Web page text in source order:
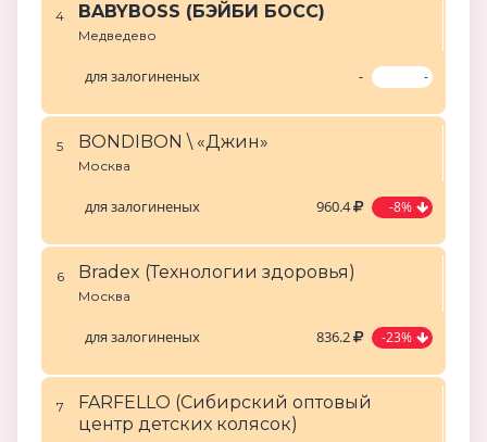
4 BABYBOSS (БЭЙБИ БОСС)
Медведево
для залогиненых - -
5 BONDIBON \ «Джин»
Москва
для залогиненых 960.4 -8%
6 Bradex (Технологии здоровья)
Москва
для залогиненых 836.2 -23%
7
FARFELLO (Сибирский оптовый
центр детских колясок)